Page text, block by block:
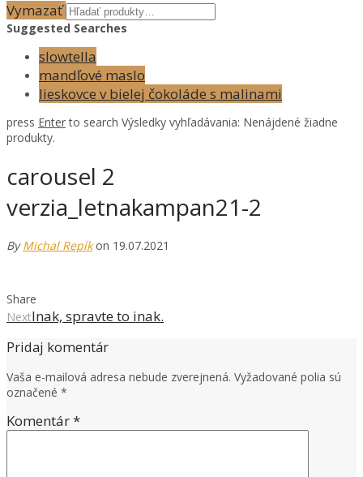
Vymazať
Suggested Searches
slowtella
mandľové maslo
lieskovce v bielej čokoláde s malinami
press Enterto search Výsledky vyhľadávania: Nenájdené žiadne
produkty.
carousel 2
verzia_letnakampan21-2
ByMichal Repík on 19.07.2021
Share
NextInak, spravte to inak.
Pridaj komentár
Vaša e-mailová adresa nebude zverejnená. Vyžadované polia sú
označené *
Komentár*